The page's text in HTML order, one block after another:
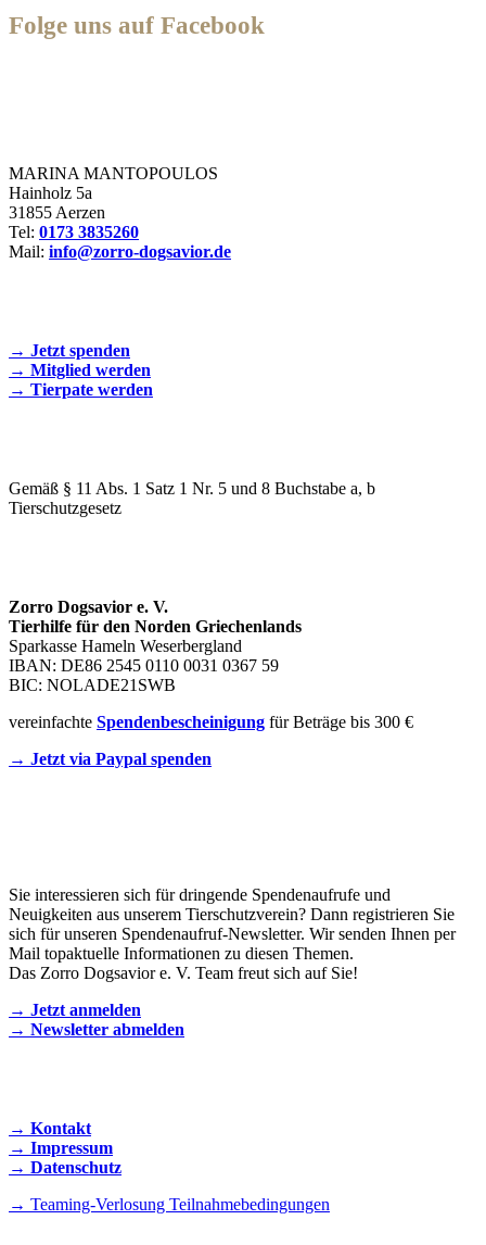
Folge uns auf Facebook
MARINA MANTOPOULOS
Hainholz 5a
31855 Aerzen
Tel: 0173 3835260
Mail: info@zorro-dogsavior.de
→ Jetzt spenden
→ Mitglied werden
→ Tierpate werden
Gemäß § 11 Abs. 1 Satz 1 Nr. 5 und 8 Buchstabe a, b
Tierschutzgesetz
Zorro Dogsavior e. V.
Tierhilfe für den Norden Griechenlands
Sparkasse Hameln Weserbergland
IBAN: DE86 2545 0110 0031 0367 59
BIC: NOLADE21SWB
vereinfachte Spendenbescheinigung für Beträge bis 300 €
→ Jetzt via Paypal spenden
Sie interessieren sich für dringende Spendenaufrufe und
Neuigkeiten aus unserem Tierschutzverein? Dann registrieren Sie
sich für unseren Spendenaufruf-Newsletter. Wir senden Ihnen per
Mail topaktuelle Informationen zu diesen Themen.
Das Zorro Dogsavior e. V. Team freut sich auf Sie!
→ Jetzt anmelden
→ Newsletter abmelden
→ Kontakt
→ Impressum
→ Datenschutz
→ Teaming-Verlosung Teilnahmebedingungen